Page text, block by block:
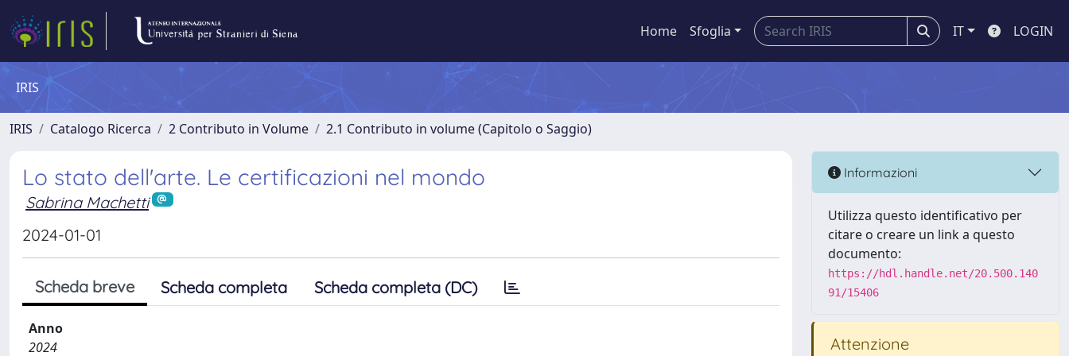
Home Sfoglia IT LOGIN
IRIS
IRIS Catalogo Ricerca 2 Contributo in Volume 2.1 Contributo in volume (Capitolo o Saggio)
Lo stato dell'arte. Le certificazioni nel mondo
Sabrina Machetti
2024-01-01
Scheda breve Scheda completa Scheda completa (DC)
Anno
2024
Informazioni
Utilizza questo identificativo per
citare o creare un link a questo
documento:
https://hdl.handle.net/20.500.140
91/15406
Attenzione